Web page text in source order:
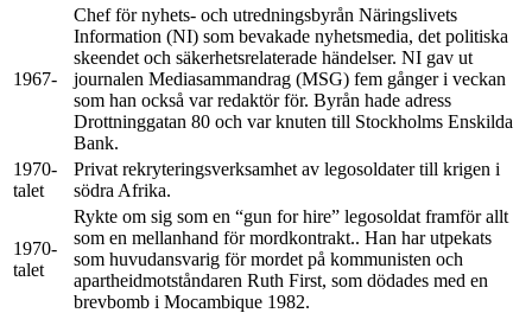
1967-
Chef för nyhets- och utredningsbyrån Näringslivets
Information (NI) som bevakade nyhetsmedia, det politiska
skeendet och säkerhetsrelaterade händelser. NI gav ut
journalen Mediasammandrag (MSG) fem gånger i veckan
som han också var redaktör för. Byrån hade adress
Drottninggatan 80 och var knuten till Stockholms Enskilda
Bank.
1970-
talet
Privat rekryteringsverksamhet av legosoldater till krigen i
södra Afrika.
1970-
talet
Rykte om sig som en “gun for hire” legosoldat framför allt
som en mellanhand för mordkontrakt.. Han har utpekats
som huvudansvarig för mordet på kommunisten och
apartheidmotståndaren Ruth First, som dödades med en
brevbomb i Mocambique 1982.